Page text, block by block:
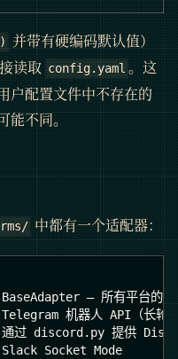
并带有硬编码默认值）
读取 config.yaml 。这
户配置文件中不存在的
不同。
中都有一个适配器：
— 所有平台的共
机器人 API（长轮询
discord.py 提供
Socket Mode